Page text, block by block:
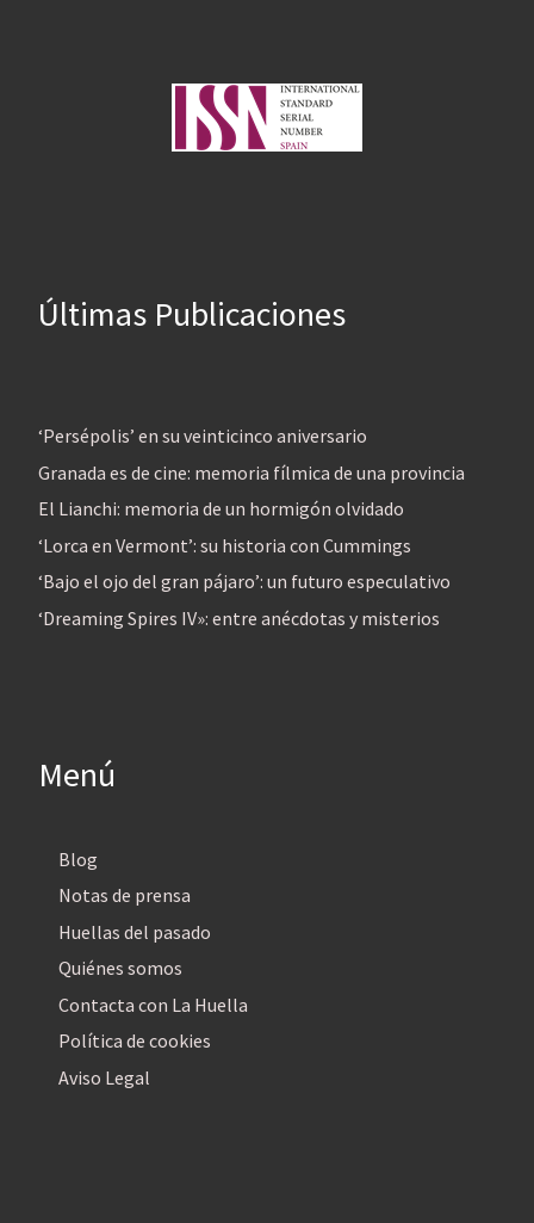
Últimas Publicaciones
‘Persépolis’ en su veinticinco aniversario
Granada es de cine: memoria fílmica de una provincia
El Lianchi: memoria de un hormigón olvidado
‘Lorca en Vermont’: su historia con Cummings
‘Bajo el ojo del gran pájaro’: un futuro especulativo
‘Dreaming Spires IV»: entre anécdotas y misterios
Menú
Blog
Notas de prensa
Huellas del pasado
Quiénes somos
Contacta con La Huella
Política de cookies
Aviso Legal